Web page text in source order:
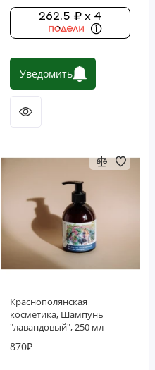
262.5 ₽ x 4
Уведомить
Краснополянская
косметика, Шампунь
"лавандовый", 250 мл
870₽